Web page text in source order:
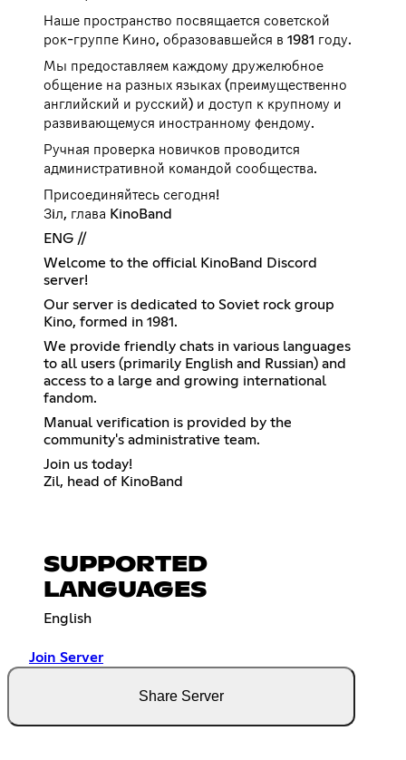
Наше пространство посвящается советской
рок-группе Кино, образовавшейся в 1981 году.
Мы предоставляем каждому дружелюбное
общение на разных языках (преимущественно
английский и русский) и доступ к крупному и
развивающемуся иностранному фендому.
Ручная проверка новичков проводится
административной командой сообщества.
Присоединяйтесь сегодня!
Зiл, глава KinoBand
ENG //
Welcome to the official KinoBand Discord
server!
Our server is dedicated to Soviet rock group
Kino, formed in 1981.
We provide friendly chats in various languages
to all users (primarily English and Russian) and
access to a large and growing international
fandom.
Manual verification is provided by the
community's administrative team.
Join us today!
Zil, head of KinoBand
SUPPORTED
LANGUAGES
English
Join Server
Share Server